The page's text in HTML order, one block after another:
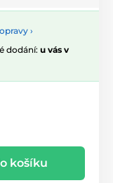
›
dodání: u vás v
košíku